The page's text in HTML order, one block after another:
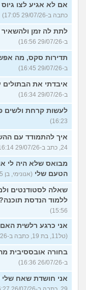
אם לא אגיע לצו
כתבה ב-29/07/26 17:05)
לתת לה זמן
ב-29/07/26 16:56)
תדירות סקס, מה
ב-29/07/26 16:45)
איבדתי את הבתולים
ב-29/07/26 16:34)
לעשות קרחת ולשים
16:23)
איך להתמודד עם
24, כתב ב-29/07/26 16:14)
מבואס שלא היה לי
הטעם שלי (אנונימי, בן 25, כתב ב-29/07/26 16:05)
שאלה לסטודנטים
ללמוד הנדסת
15:56)
אני כרגע רלשית
(טל11, בת 19, כתבה ב-26/07/26 16:47)
בחורה אובססיבית
ב-26/07/26 16:36)
אני חושדת שאח